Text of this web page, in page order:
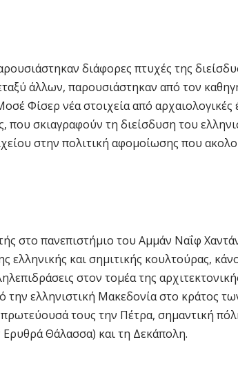
διάφορες πτυχές της
άλλων, παρουσιάστηκαν από τον
Φίσερ νέα στοιχεία από αρχαιολογικές
που σκιαγραφούν τη διείσδυση του
στην πολιτική αφομοίωσης που
στο πανεπιστήμιο του Αμμάν Ναΐφ
ελληνικής και σημιτικής κουλτούρας,
στον τομέα της
την ελληνιστική Μακεδονία στο κράτος
τους την Πέτρα, σημαντική
Θάλασσα) και τη Δεκάπολη.